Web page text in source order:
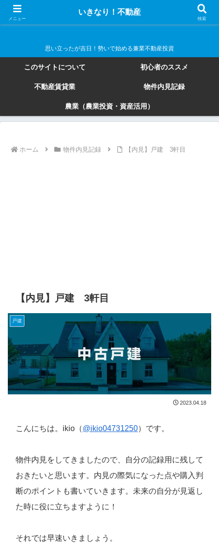
いきなり！不動産
思い立ったが吉日！勢いで始める兼業不動産投資
このサイトについて 初心者のススメ
不動産賃貸業 物件内見記録
農業（農業投資・資産活用）
ホーム 物件内見記録 【内見】戸建 3軒目
【内見】戸建 3軒目
戸建
2023.04.18
こんにちは。ikio（@ikio04731250）です。
物件内見をしてきましたので、自分の記録用に残して
おきたいと思います。内見の際気になった点や購入判
断のポイントも書いていきます。未来の自分が見返し
た時に役に立ちますように！
それでは早速いきましょう。
メニュー
いきなり！不動産
検索